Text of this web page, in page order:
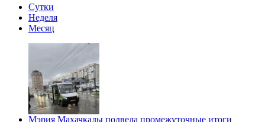
Сутки
Неделя
Месяц
Мэрия Махачкалы подвела промежуточные итоги